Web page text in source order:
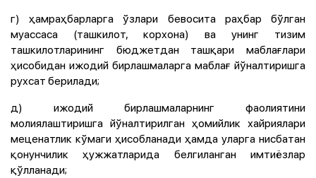
г) ҳамраҳбарларга ўзлари бевосита раҳбар бўлган
муассаса (ташкилот, корхона) ва унинг тизим
ташкилотларининг бюджетдан ташқари маблағлари
ҳисобидан ижодий бирлашмаларга маблағ йўналтиришга
рухсат берилади;
д) ижодий бирлашмаларнинг фаолиятини
молиялаштиришга йўналтирилган ҳомийлик хайриялари
меценатлик кўмаги ҳисобланади ҳамда уларга нисбатан
қонунчилик ҳужжатларида белгиланган имтиёзлар
қўлланади;